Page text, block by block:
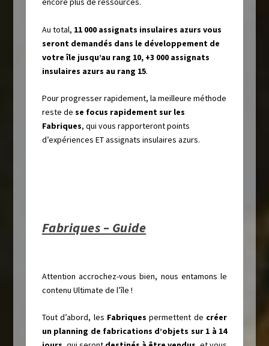
Au total, 11 000 assignats insulaires azurs vous
seront demandés dans le développement de
votre île jusqu’au rang 10, +3 000 assignats
insulaires azurs au rang 15.
Pour progresser rapidement, la meilleure méthode
reste de se focus rapidement sur les
Fabriques, qui vous rapporteront points
d’expériences ET assignats insulaires azurs.
Fabriques – Guide
Attention accrochez-vous bien, nous entamons le
contenu Ultimate de l’île !
Tout d’abord, les Fabriques permettent de créer
un planning de fabrications d’objets sur 1 à 14